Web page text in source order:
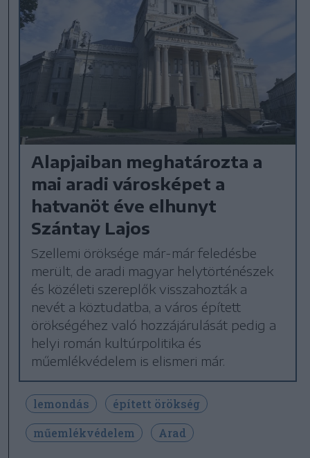
Alapjaiban meghatározta a
mai aradi városképet a
hatvanöt éve elhunyt
Szántay Lajos
Szellemi öröksége már-már feledésbe
merült, de aradi magyar helytörténészek
és közéleti szereplők visszahozták a
nevét a köztudatba, a város épített
örökségéhez való hozzájárulását pedig a
helyi román kultúrpolitika és
műemlékvédelem is elismeri már.
lemondás
épített örökség
műemlékvédelem
Arad